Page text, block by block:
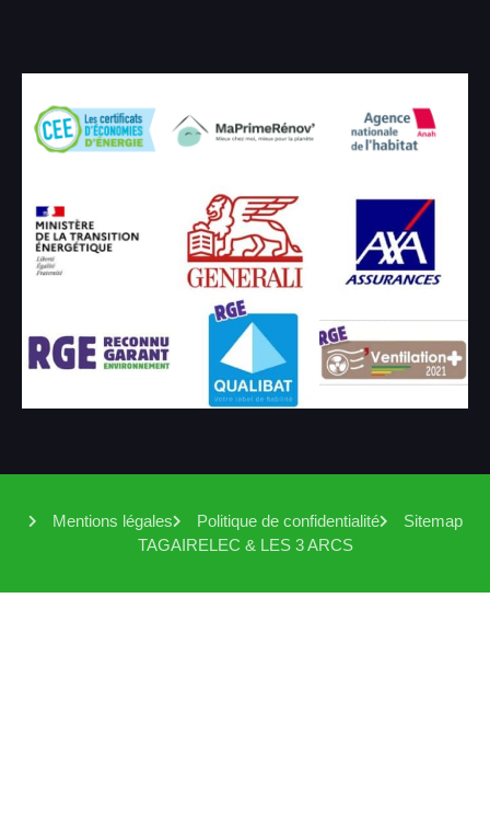
Mentions légales Politique de confidentialité
Sitemap
TAGAIRELEC & LES 3 ARCS